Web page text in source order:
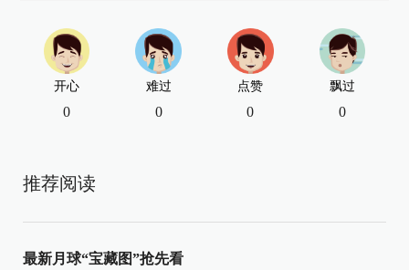
开心
0
难过
0
点赞
0
飘过
0
推荐阅读
最新月球“宝藏图”抢先看